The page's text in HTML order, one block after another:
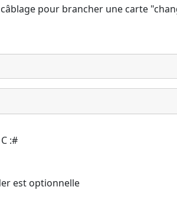
pour brancher une carte
:#
est optionnelle